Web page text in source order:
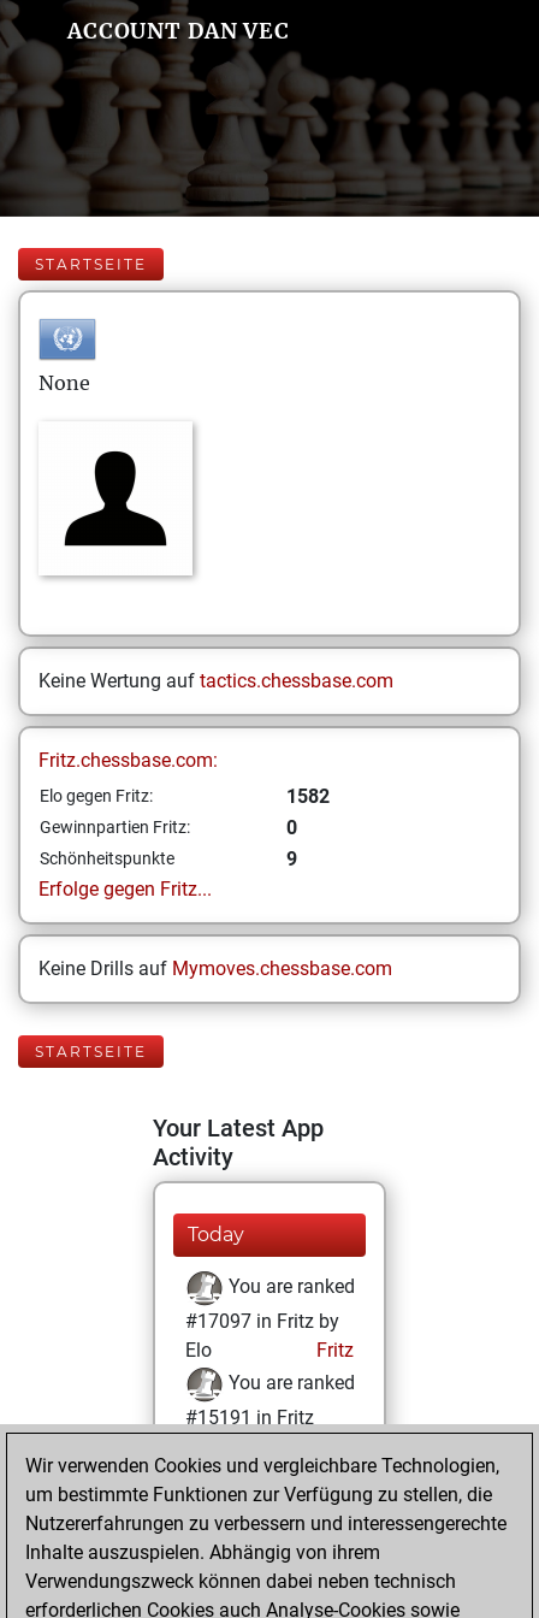
ACCOUNT DAN VEC
STARTSEITE
None
Keine Wertung auf tactics.chessbase.com
Fritz.chessbase.com:
Elo gegen Fritz: 1582
Gewinnpartien Fritz: 0
Schönheitspunkte
9
Erfolge gegen Fritz...
Keine Drills auf Mymoves.chessbase.com
STARTSEITE
Your Latest App
Activity
Today
You are ranked
#17097 in Fritz by
Elo
Fritz
You are ranked
#15191 in Fritz
Montag,
November 15, 2021
You achieved a
BeautyScore of 9
Wir verwenden Cookies und vergleichbare Technologien,
um bestimmte Funktionen zur Verfügung zu stellen, die
Nutzererfahrungen zu verbessern und interessengerechte
Inhalte auszuspielen. Abhängig von ihrem
Verwendungszweck können dabei neben technisch
erforderlichen Cookies auch Analyse-Cookies sowie